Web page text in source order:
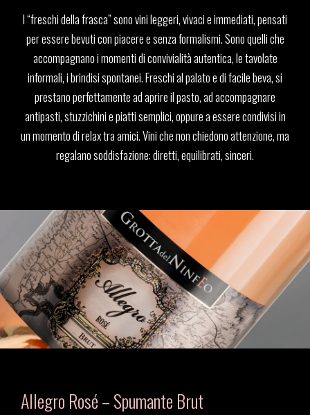
I “freschi della frasca” sono vini leggeri, vivaci e immediati, pensati
per essere bevuti con piacere e senza formalismi. Sono quelli che
accompagnano i momenti di convivialità autentica, le tavolate
informali, i brindisi spontanei. Freschi al palato e di facile beva, si
prestano perfettamente ad aprire il pasto, ad accompagnare
antipasti, stuzzichini e piatti semplici, oppure a essere condivisi in
un momento di relax tra amici. Vini che non chiedono attenzione, ma
regalano soddisfazione: diretti, equilibrati, sinceri.
Allegro Rosé – Spumante Brut